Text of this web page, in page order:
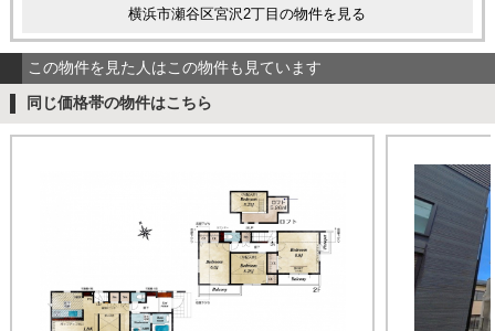
横浜市瀬谷区宮沢2丁目の物件を見る
この物件を見た人はこの物件も見ています
同じ価格帯の物件はこちら